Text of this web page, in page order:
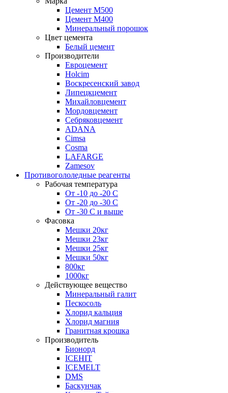
Цемент М500
Цемент М400
Минеральный порошок
Цвет цемента
Белый цемент
Производители
Евроцемент
Holcim
Воскресенский завод
Липецкцемент
Михайловцемент
Мордовцемент
Себряковцемент
ADANA
Cimsa
Cosma
LAFARGE
Zamesov
Противогололедные реагенты
Рабочая температура
От -10 до -20 С
От -20 до -30 С
От -30 С и выше
Фасовка
Мешки 20кг
Мешки 23кг
Мешки 25кг
Мешки 50кг
800кг
1000кг
Действующее вещество
Минеральный галит
Пескосоль
Хлорид кальция
Хлорид магния
Гранитная крошка
Производитель
Бионорд
ICEHIT
ICEMELT
DMS
Баскунчак